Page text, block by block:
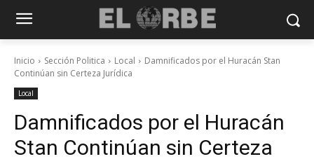
Inicio Sección Politica Local
Damnificados por el Huracán Stan
Continúan sin Certeza Jurídica
Local
Damnificados por el Huracán
Stan Continúan sin Certeza